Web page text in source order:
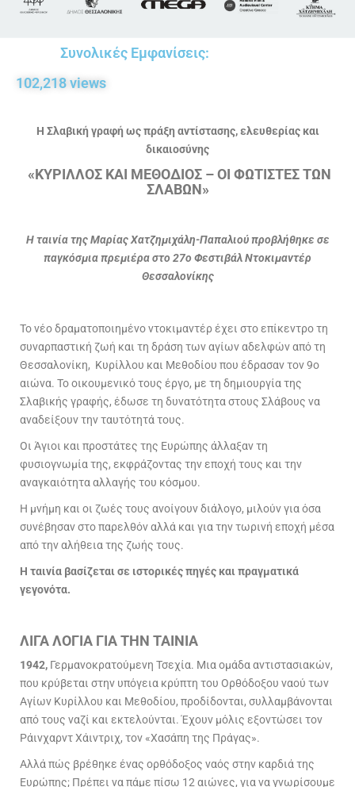
Συνολικές Εμφανίσεις:
102,218 views
Η Σλαβική γραφή ως πράξη αντίστασης, ελευθερίας και
δικαιοσύνης
«ΚΥΡΙΛΛΟΣ ΚΑΙ ΜΕΘΟΔΙΟΣ – ΟΙ ΦΩΤΙΣΤΕΣ ΤΩΝ
ΣΛΑΒΩΝ»
Hταινία της Μαρίας Χατζημιχάλη-Παπαλιού προβλήθηκε σε
παγκόσμια πρεμιέραστο 27o Φεστιβάλ Ντοκιμαντέρ
Θεσσαλονίκης
Το νέο δραματοποιημένο ντοκιμαντέρ έχει στο επίκεντρο τη
συναρπαστική ζωή και τη δράση των αγίων αδελφών από τη
Θεσσαλονίκη, Κυρίλλου και Μεθοδίου που έδρασαν τον 9ο
αιώνα. Το οικουμενικό τους έργο, με τη δημιουργία της
Σλαβικής γραφής, έδωσε τη δυνατότητα στους Σλάβους να
αναδείξουν την ταυτότητά τους.
Οι Άγιοι και προστάτες της Ευρώπης άλλαξαν τη
φυσιογνωμία της, εκφράζοντας την εποχή τους και την
αναγκαιότητα αλλαγής του κόσμου.
Η μνήμη και οι ζωές τους ανοίγουν διάλογο, μιλούν για όσα
συνέβησαν στο παρελθόν αλλά και για την τωρινή εποχή μέσα
από την αλήθεια της ζωής τους.
Η ταινία βασίζεται σε ιστορικές πηγές και πραγματικά
γεγονότα.
ΛΙΓΑ ΛΟΓΙΑ ΓΙΑ ΤΗΝ ΤΑΙΝΙΑ
1942, Γερμανοκρατούμενη Τσεχία. Μια ομάδα αντιστασιακών,
που κρύβεται στην υπόγεια κρύπτη του Ορθόδοξου ναού των
Αγίων Κυρίλλου και Μεθοδίου, προδίδονται, συλλαμβάνονται
από τους ναζί και εκτελούνται. Έχουν μόλις εξοντώσει τον
Ράινχαρντ Χάιντριχ, τον «Χασάπη της Πράγας».
Αλλά πώς βρέθηκε ένας ορθόδοξος ναός στην καρδιά της
Ευρώπης; Πρέπει να πάμε πίσω 12 αιώνες, για να γνωρίσουμε